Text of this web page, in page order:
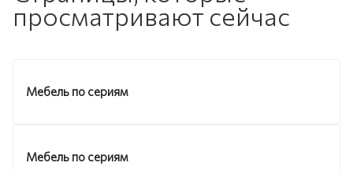
просматривают сейчас
Мебель по сериям
Мебель по сериям